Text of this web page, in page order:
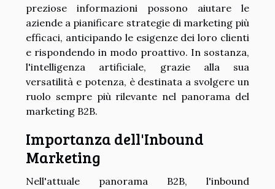
preziose informazioni possono aiutare le
aziende a pianificare strategie di marketing più
efficaci, anticipando le esigenze dei loro clienti
e rispondendo in modo proattivo. In sostanza,
l'intelligenza artificiale, grazie alla sua
versatilità e potenza, è destinata a svolgere un
ruolo sempre più rilevante nel panorama del
marketing B2B.
Importanza dell'Inbound
Marketing
Nell'attuale panorama B2B, l'inbound